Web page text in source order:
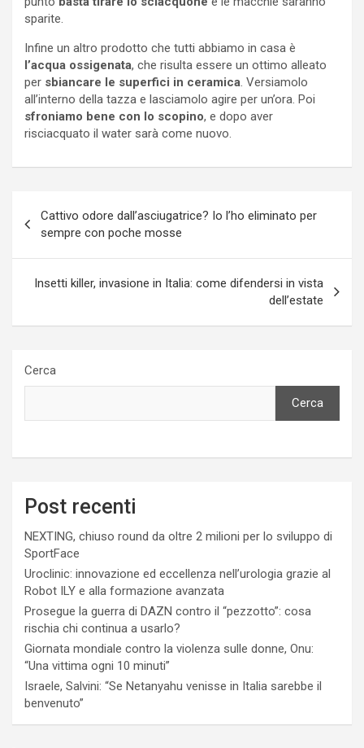
sparite.
Infine un altro prodotto che tutti abbiamo in casa è
l’acqua ossigenata, che risulta essere un ottimo alleato
per sbiancare le superfici in ceramica. Versiamolo
all’interno della tazza e lasciamolo agire per un’ora. Poi
sfroniamo bene con lo scopino, e dopo aver
risciacquato il water sarà come nuovo.
articoli
Cattivo odore dall’asciugatrice? Io l’ho eliminato per
sempre con poche mosse
Insetti killer, invasione in Italia: come difendersi in vista
dell’estate
Cerca
Cerca
Post recenti
NEXTING, chiuso round da oltre 2 milioni per lo sviluppo di
SportFace
Uroclinic: innovazione ed eccellenza nell’urologia grazie al
Robot ILY e alla formazione avanzata
Prosegue la guerra di DAZN contro il “pezzotto”: cosa
rischia chi continua a usarlo?
Giornata mondiale contro la violenza sulle donne, Onu:
“Una vittima ogni 10 minuti”
Israele, Salvini: “Se Netanyahu venisse in Italia sarebbe il
benvenuto”